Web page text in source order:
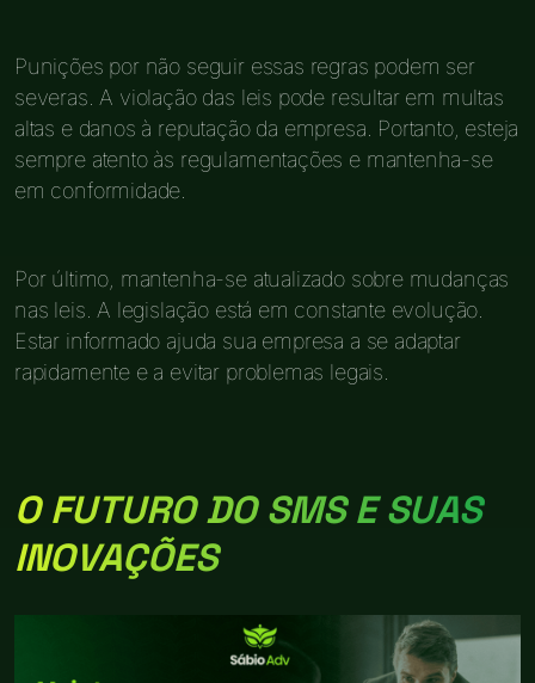
Punições por não seguir essas regras podem ser
severas. A violação das leis pode resultar em multas
altas e danos à reputação da empresa. Portanto, esteja
sempre atento às regulamentações e mantenha-se
em conformidade.
Por último, mantenha-se atualizado sobre mudanças
nas leis. A legislação está em constante evolução.
Estar informado ajuda sua empresa a se adaptar
rapidamente e a evitar problemas legais.
O FUTURO DO SMS E SUAS
INOVAÇÕES